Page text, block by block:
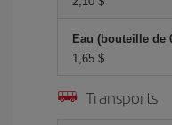
Eau (bouteille de
1,65 $
Transports